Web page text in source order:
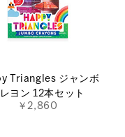
Triangles ジャンボ
ヨン 12本セット
￥2,860